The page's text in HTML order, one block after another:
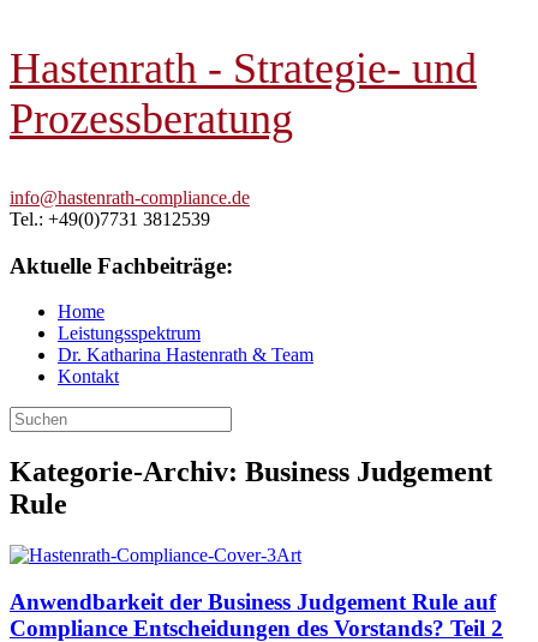
Hastenrath - Strategie- und
Prozessberatung
info@hastenrath-compliance.de
Tel.: +49(0)7731 3812539
Aktuelle Fachbeiträge:
Home
Leistungsspektrum
Dr. Katharina Hastenrath & Team
Kontakt
Suchen
nach:
Kategorie-Archiv: Business Judgement
Rule
Anwendbarkeit der Business Judgement Rule auf
Compliance Entscheidungen des Vorstands? Teil 2